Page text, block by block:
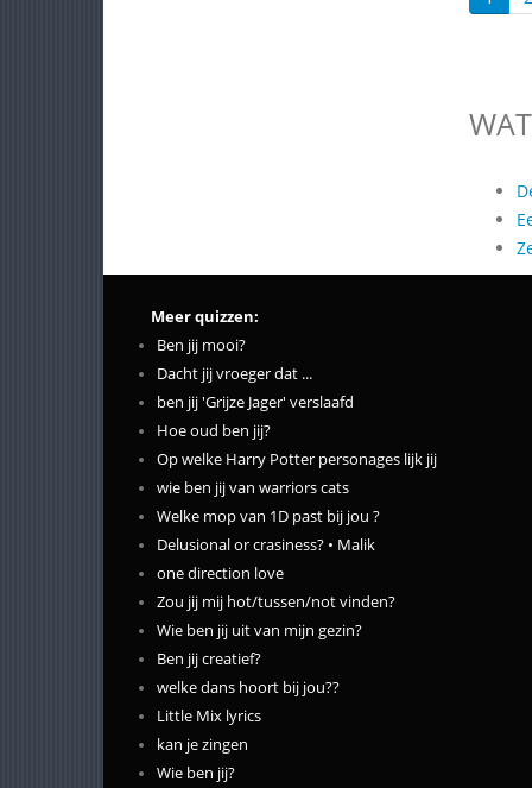
Meer quizzen:
Ben jij mooi?
Dacht jij vroeger dat ...
ben jij 'Grijze Jager' verslaafd
Hoe oud ben jij?
Op welke Harry Potter personages lijk jij
wie ben jij van warriors cats
Welke mop van 1D past bij jou ?
Delusional or crasiness? • Malik
one direction love
Zou jij mij hot/tussen/not vinden?
Wie ben jij uit van mijn gezin?
Ben jij creatief?
welke dans hoort bij jou??
Little Mix lyrics
kan je zingen
Wie ben jij?